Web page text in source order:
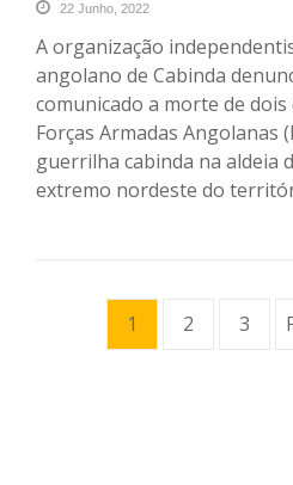
22 Junho, 2022
A organização
angolano de Cabinda
comunicado a morte de
Forças Armadas Angolanas
guerrilha cabinda na aldeia
extremo nordeste do
1 2 3